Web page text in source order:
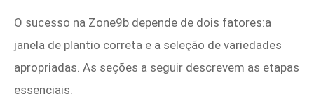
O sucesso na Zone9b depende de dois fatores:a
janela de plantio correta e a seleção de variedades
apropriadas. As seções a seguir descrevem as etapas
essenciais.